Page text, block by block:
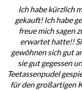
Ich habe kürzlich
gekauft! Ich habe
freue mich sagen
erwartet hatte!!
gewöhnen sich gut
sie gut gegessen
Teetassenpudel
für den großartigen